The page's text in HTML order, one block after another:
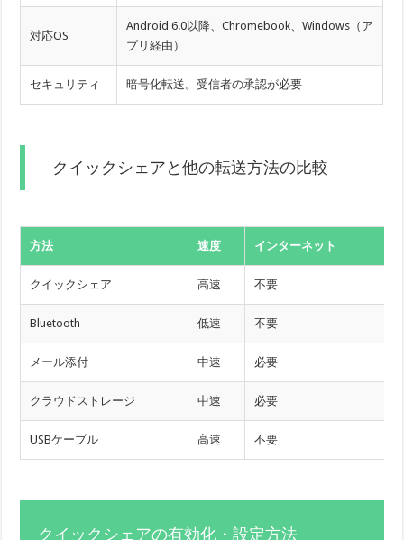
対応OS
Android 6.0以降、Chromebook、Windows（ア
プリ経由）
セキュリティ 暗号化転送。受信者の承認が必要
クイックシェアと他の転送方法の比較
方法 速度 インターネット
クイックシェア 高速 不要
Bluetooth 低速 不要
メール添付 中速 必要
クラウドストレージ 中速 必要
USBケーブル 高速 不要
クイックシェアの有効化・設定方法